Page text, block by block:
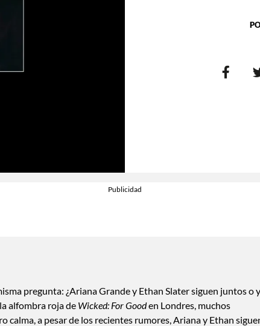
pregunta: ¿Ariana Grande y Ethan Slater siguen juntos o
alfombra roja de Wicked: For Gooden Londres, muchos
calma, a pesar de los recientes rumores, Ariana y Ethan